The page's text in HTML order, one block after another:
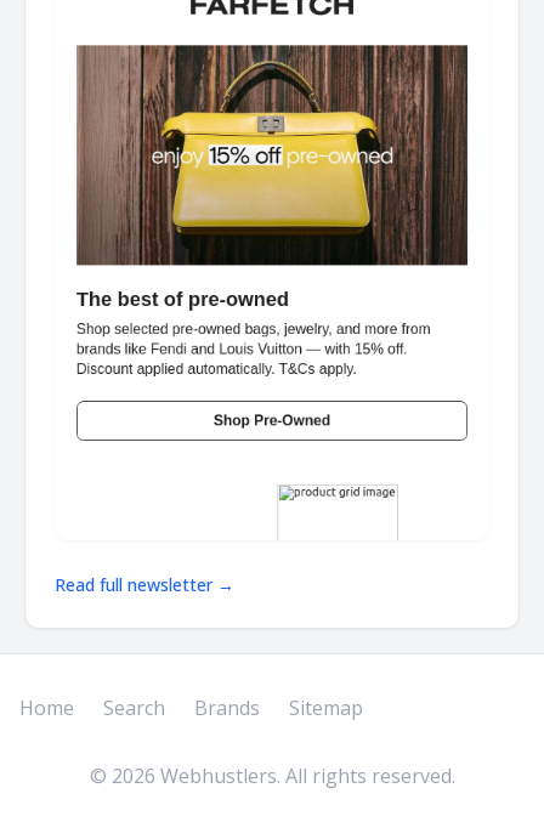
Read full newsletter →
Home Search Brands Sitemap
© 2026 Webhustlers. All rights reserved.